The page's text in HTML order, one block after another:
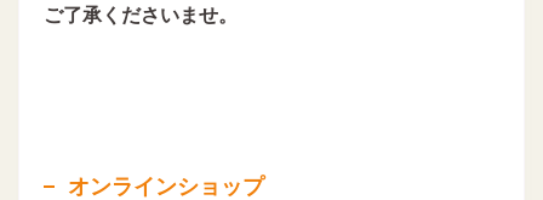
ご了承くださいませ。
オンラインショップ